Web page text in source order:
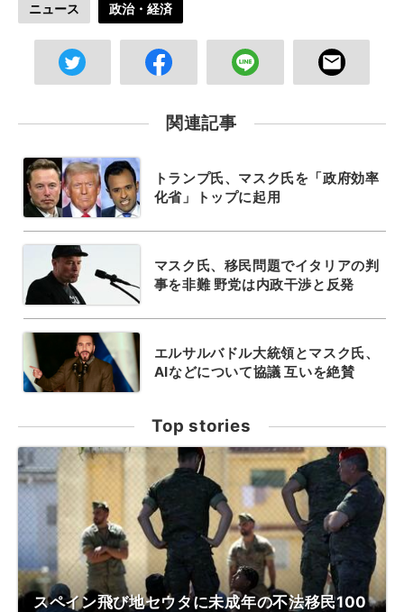
ニュース 政治・経済
関連記事
トランプ氏、マスク氏を「政府効率
化省」トップに起用
マスク氏、移民問題でイタリアの判
事を非難 野党は内政干渉と反発
エルサルバドル大統領とマスク氏、
AIなどについて協議 互いを絶賛
Top stories
スペイン飛び地セウタに未成年の不法移民100